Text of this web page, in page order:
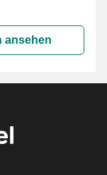
ansehen